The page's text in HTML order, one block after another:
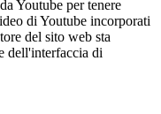
Youtube per tenere
di Youtube incorporati
del sito web sta
dell'interfaccia di